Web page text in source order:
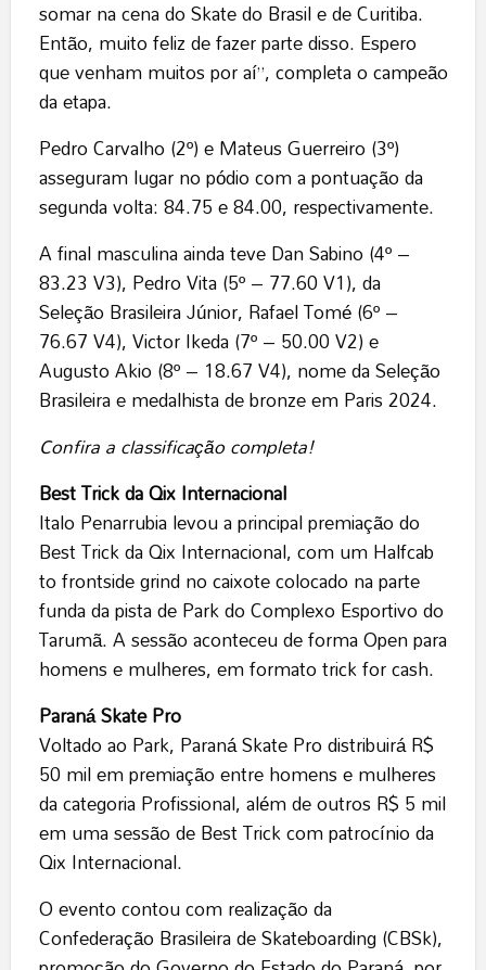
somar na cena do Skate do Brasil e de Curitiba.
Então, muito feliz de fazer parte disso. Espero
que venham muitos por aí”, completa o campeão
da etapa.
Pedro Carvalho (2º) e Mateus Guerreiro (3º)
asseguram lugar no pódio com a pontuação da
segunda volta: 84.75 e 84.00, respectivamente.
A final masculina ainda teve Dan Sabino (4º –
83.23 V3), Pedro Vita (5º – 77.60 V1), da
Seleção Brasileira Júnior, Rafael Tomé (6º –
76.67 V4), Victor Ikeda (7º – 50.00 V2) e
Augusto Akio (8º – 18.67 V4), nome da Seleção
Brasileira e medalhista de bronze em Paris 2024.
Confira a classificação completa!
Best Trick da Qix Internacional
Italo Penarrubia levou a principal premiação do
Best Trick da Qix Internacional, com um Halfcab
to frontside grind no caixote colocado na parte
funda da pista de Park do Complexo Esportivo do
Tarumã. A sessão aconteceu de forma Open para
homens e mulheres, em formato trick for cash.
Paraná Skate Pro
Voltado ao Park, Paraná Skate Pro distribuirá R$
50 mil em premiação entre homens e mulheres
da categoria Profissional, além de outros R$ 5 mil
em uma sessão de Best Trick com patrocínio da
Qix Internacional.
O evento contou com realização da
Confederação Brasileira de Skateboarding (CBSk),